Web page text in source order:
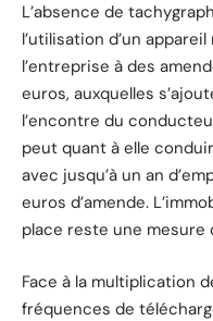
L’absence de
l’utilisation d’un
l’entreprise à des
euros, auxquelles
l’encontre du
peut quant à elle
avec jusqu’à un an
euros d’amende.
place reste une
Face à la multiplication
fréquences de